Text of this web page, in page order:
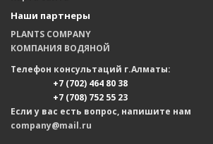
Наши партнеры
PLANTS COMPANY
КОМПАНИЯ ВОДЯНОЙ
Телефон консультаций г.Алматы:
+7 (702) 464 80 38
+7 (708) 752 55 23
Если у вас есть вопрос, напишите
company@mail.ru